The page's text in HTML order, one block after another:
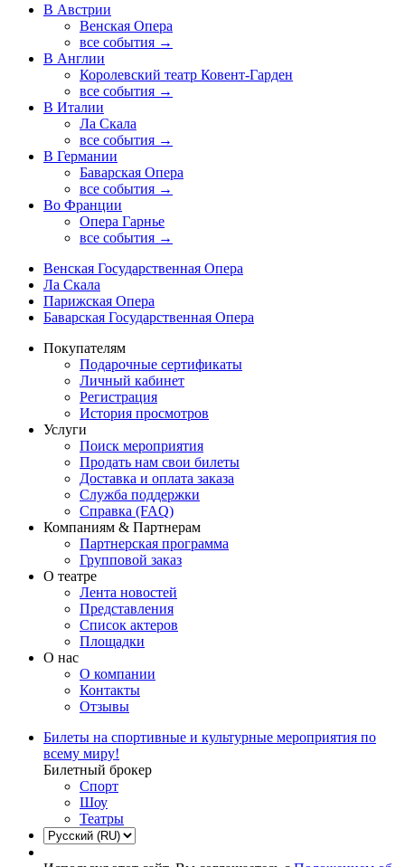
В Австрии
Венская Опера
все события →
В Англии
Королевский театр Ковент-Гарден
все события →
В Италии
Ла Скала
все события →
В Германии
Баварская Опера
все события →
Во Франции
Опера Гарнье
все события →
Венская Государственная Опера
Ла Скала
Парижская Опера
Баварская Государственная Опера
Покупателям
Подарочные сертификаты
Личный кабинет
Регистрация
История просмотров
Услуги
Поиск мероприятия
Продать нам свои билеты
Доставка и оплата заказа
Служба поддержки
Справка (FAQ)
Компаниям & Партнерам
Партнерская программа
Групповой заказ
О театре
Лента новостей
Представления
Список актеров
Площадки
О нас
О компании
Контакты
Отзывы
Билеты на спортивные и культурные мероприятия по
всему миру!
Билетный брокер
Спорт
Шоу
Театры